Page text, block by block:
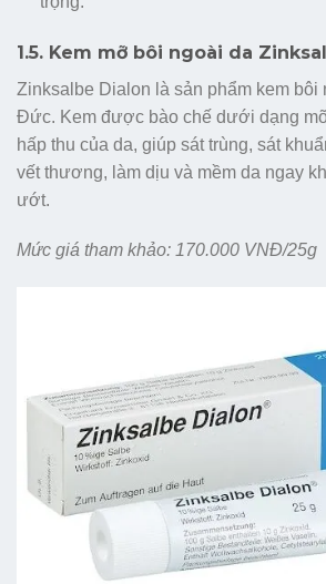
1.5. Kem mỡ bôi ngoài da
Zinksalbe Dialon là sản phẩm kem bôi
Đức. Kem được bào chế dưới dạng
hấp thu của da, giúp sát trùng, sát
vết thương, làm dịu và mềm da ngay
ướt.
Mức giá tham khảo: 170.000 VNĐ/25g